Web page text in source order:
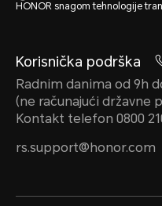
HONOR snagom tehnologije
Korisnička podrška
Radnim danima od 9h
(ne računajući državne
Kontakt telefon 0800
rs.support@honor.com